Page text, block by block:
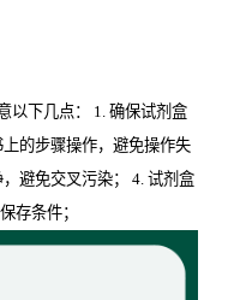
以下几点： 1. 确保试剂盒
的步骤操作，避免操作失
避免交叉污染； 4. 试剂盒
存条件；